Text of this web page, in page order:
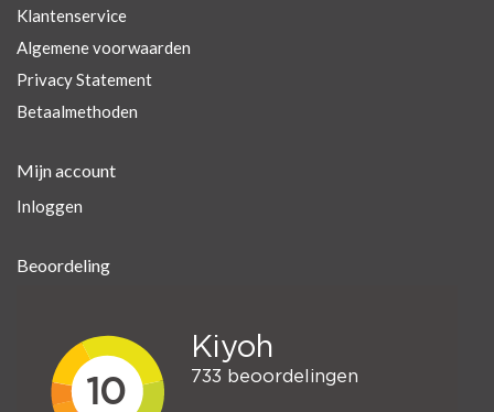
Klantenservice
Algemene voorwaarden
Privacy Statement
Betaalmethoden
Mijn account
Inloggen
Beoordeling